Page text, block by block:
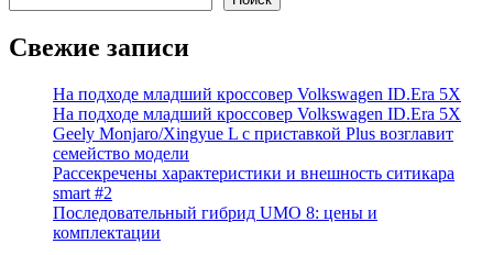
Свежие записи
На подходе младший кроссовер Volkswagen ID.Era 5X
На подходе младший кроссовер Volkswagen ID.Era 5X
Geely Monjaro/Xingyue L с приставкой Plus возглавит
семейство модели
Рассекречены характеристики и внешность ситикара
smart #2
Последовательный гибрид UMO 8: цены и
комплектации